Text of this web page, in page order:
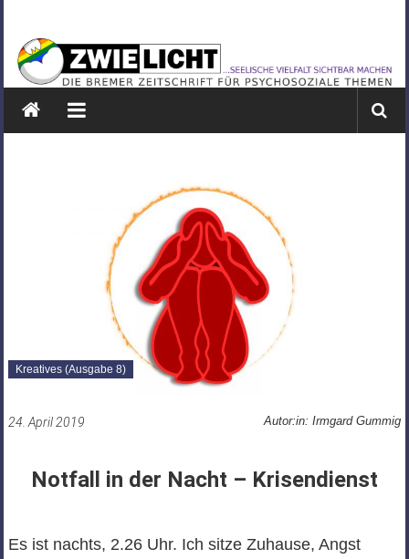
springen
ZWIELICHT
BREMEN
DIE
Kreatives (Ausgabe 8)
24. April 2019 Autor:in: Irmgard Gummig
Notfall in der Nacht – Krisendienst
Es ist nachts, 2.26 Uhr. Ich sitze Zuhause, Angst